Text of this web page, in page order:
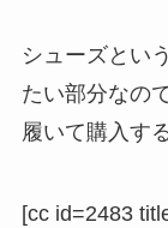
シューズとい
たい部分なの
履いて購入す
[cc id=2483